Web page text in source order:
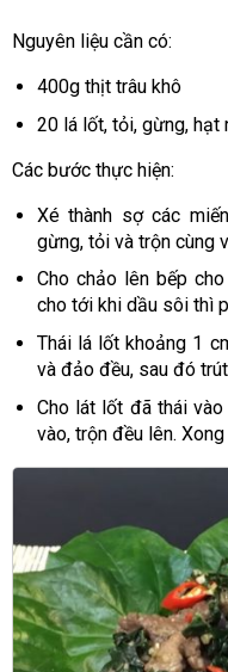
Nguyên liệu cần có:
400g thịt trâu khô
20 lá lốt, tỏi, gừng, hạt
Các bước thực hiện:
Xé thành sợ các
gừng, tỏi và trộn cùng
Cho chảo lên bếp
cho tới khi dầu sôi thì
Thái lá lốt khoảng 1
và đảo đều, sau đó
Cho lát lốt đã thái
vào, trộn đều lên.